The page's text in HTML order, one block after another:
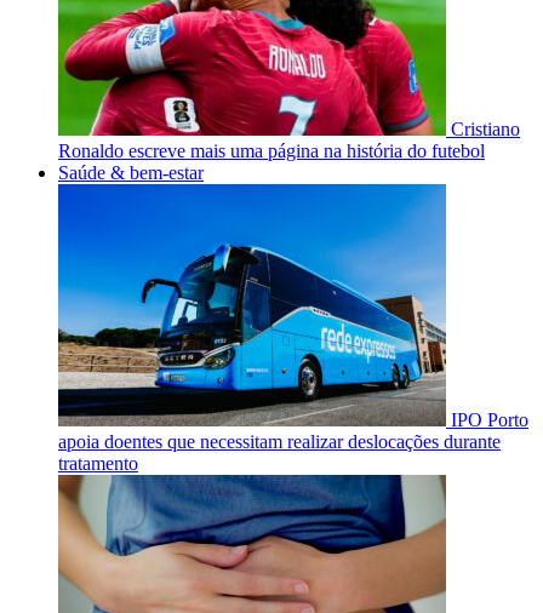
Cristiano
Ronaldo escreve mais uma página na história do futebol
Saúde & bem-estar
IPO Porto
apoia doentes que necessitam realizar deslocações durante
tratamento